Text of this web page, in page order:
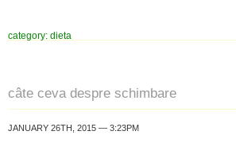
category: dieta
câte ceva despre schimbare
JANUARY 26TH, 2015 — 3:23PM